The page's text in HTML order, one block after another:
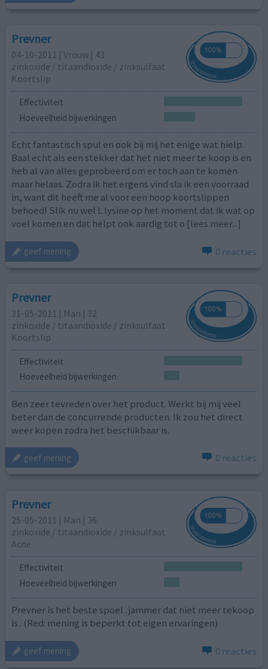
Prevner
04-10-2011 | Vrouw | 43
zinkoxide / titaandioxide / zinksulfaat
Koortslip
Effectiviteit
Hoeveelheid bijwerkingen
Echt fantastisch spul en ook bij mij het enige wat hielp.
Baal echt als een stekker dat het niet meer te koop is en
heb al van alles geprobeerd om er toch aan te komen
maar helaas. Zodra ik het ergens vind sla ik een voorraad
in, want dit heeft me al voor een hoop koortslippen
behoed! Slik nu wel L lysine op het moment dat ik wat op
voel komen en dat helpt ook aardig tot o [lees meer...]
geef mening 0 reacties
Prevner
31-05-2011 | Man | 32
zinkoxide / titaandioxide / zinksulfaat
Koortslip
Effectiviteit
Hoeveelheid bijwerkingen
Ben zeer tevreden over het product. Werkt bij mij veel
beter dan de concurrende producten. Ik zou het direct
weer kopen zodra het beschikbaar is.
geef mening 0 reacties
Prevner
25-05-2011 | Man | 36
zinkoxide / titaandioxide / zinksulfaat
Acne
Effectiviteit
Hoeveelheid bijwerkingen
Prevner is het beste spoel . jammer dat niet meer tekoop
is . (Red: mening is beperkt tot eigen ervaringen)
geef mening 0 reacties